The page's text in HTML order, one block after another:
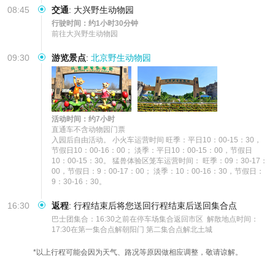
08:45 交通: 大兴野生动物园
行驶时间：约1小时30分钟
前往大兴野生动物园
09:30 游览景点: 北京野生动物园
活动时间：约7小时
直通车不含动物园门票
入园后自由活动。 小火车运营时间 旺季：平日10：00-15：30，
节假日10：00-16：00； 淡季：平日10：00-15：00，节假日
10：00-15：30。 猛兽体验区笼车运营时间： 旺季：09：30-17：
00，节假日：9：00-17：00； 淡季：10：00-16：30，节假日：
9：30-16：30。
16:30 返程: 行程结束后将您送回行程结束后送回集合点
巴士团集合：16:30之前在停车场集合返回市区  解散地点时间：
17:30在第一集合点解朝阳门 第二集合点解北土城
*以上行程可能会因为天气、路况等原因做相应调整，敬请谅解。